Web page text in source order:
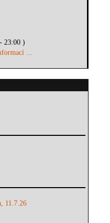
23:00 )
...
11.7.26